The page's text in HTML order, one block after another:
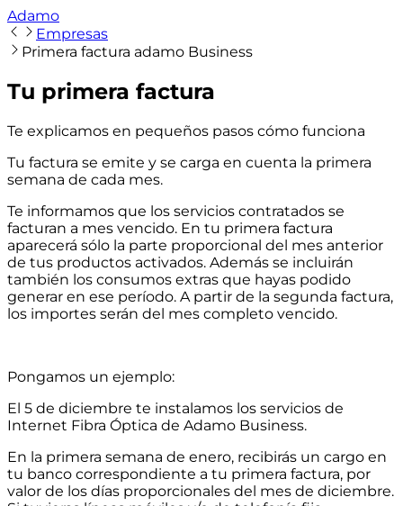
Adamo
Empresas
Primera factura adamo Business
Tu primera factura
Te explicamos en pequeños pasos cómo funciona
Tu factura se emite y se carga en cuenta la primera
semana de cada mes.
Te informamos que los servicios contratados se
facturan a mes vencido. En tu primera factura
aparecerá sólo la parte proporcional del mes anterior
de tus productos activados. Además se incluirán
también los consumos extras que hayas podido
generar en ese período. A partir de la segunda factura,
los importes serán del mes completo vencido.
Pongamos un ejemplo:
El 5 de diciembre te instalamos los servicios de
Internet Fibra Óptica de Adamo Business.
En la primera semana de enero, recibirás un cargo en
tu banco correspondiente a tu primera factura, por
valor de los días proporcionales del mes de diciembre.